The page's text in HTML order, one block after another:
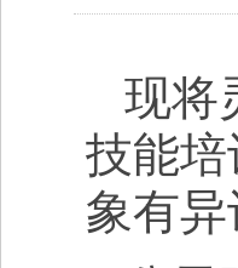
现将
技能
象有